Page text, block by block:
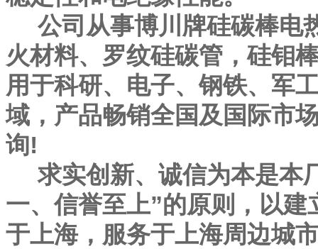
公司从事博川牌硅碳棒电
火材料、罗纹硅碳管，硅钼
用于科研、电子、钢铁、军
域，产品畅销全国及国际市
询!
求实创新、诚信为本是本
一、信誉至上”的原则，以
于上海，服务于上海周边城